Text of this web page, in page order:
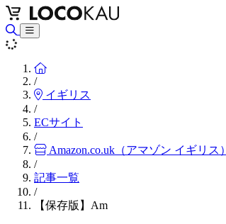
Home
/
イギリス
/
ECサイト
/
Amazon.co.uk（アマゾン イギリス）
/
記事一覧
/
【保存版】Am